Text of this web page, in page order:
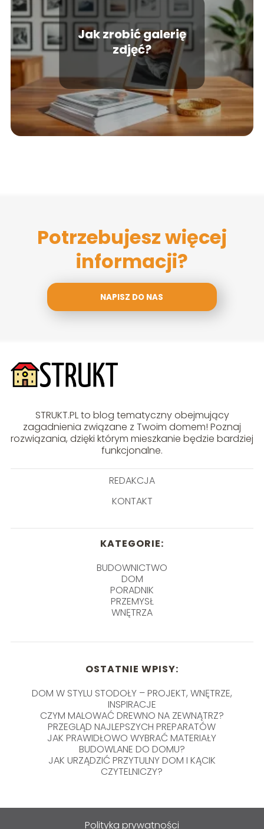
Jak zrobić galerię
zdjęć?
Potrzebujesz więcej
informacji?
NAPISZ DO NAS
STRUKT.PL to blog tematyczny obejmujący
zagadnienia związane z Twoim domem! Poznaj
rozwiązania, dzięki którym mieszkanie będzie bardziej
funkcjonalne.
REDAKCJA
KONTAKT
KATEGORIE:
BUDOWNICTWO
DOM
PORADNIK
PRZEMYSŁ
WNĘTRZA
OSTATNIE WPISY:
DOM W STYLU STODOŁY – PROJEKT, WNĘTRZE,
INSPIRACJE
CZYM MALOWAĆ DREWNO NA ZEWNĄTRZ?
PRZEGLĄD NAJLEPSZYCH PREPARATÓW
JAK PRAWIDŁOWO WYBRAĆ MATERIAŁY
BUDOWLANE DO DOMU?
JAK URZĄDZIĆ PRZYTULNY DOM I KĄCIK
CZYTELNICZY?
Polityka prywatności